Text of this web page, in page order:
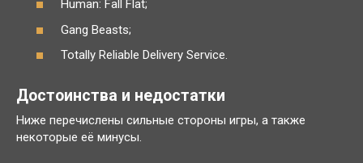
Human: Fall Flat;
Gang Beasts;
Totally Reliable Delivery Service.
Достоинства и недостатки
Ниже перечислены сильные стороны игры, а также
некоторые её минусы.